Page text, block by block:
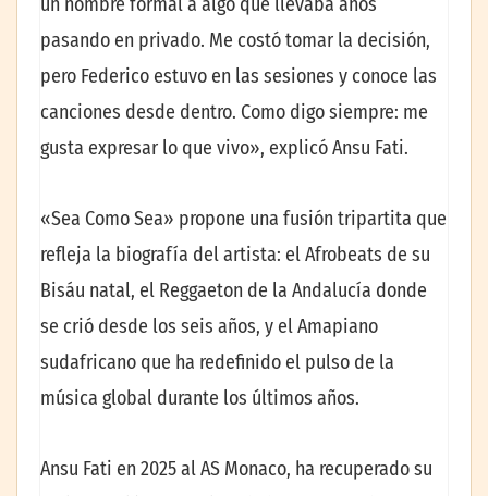
pasando en privado. Me costó tomar la decisión,
pero Federico estuvo en las sesiones y conoce las
canciones desde dentro. Como digo siempre: me
gusta expresar lo que vivo», explicó Ansu Fati.
«Sea Como Sea» propone una fusión tripartita que
refleja la biografía del artista: el Afrobeats de su
Bisáu natal, el Reggaeton de la Andalucía donde
se crió desde los seis años, y el Amapiano
sudafricano que ha redefinido el pulso de la
música global durante los últimos años.
Ansu Fati en 2025 al AS Monaco, ha recuperado su